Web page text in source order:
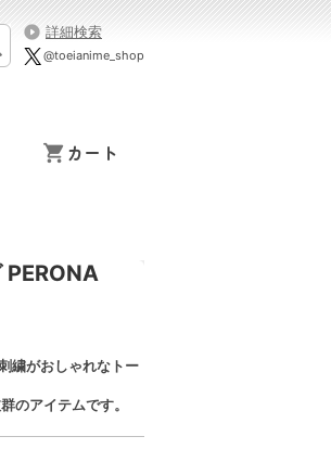
詳細検索
@toeianime_shop
カート
PERONA
繍がおしゃれなトー
のアイテムです。